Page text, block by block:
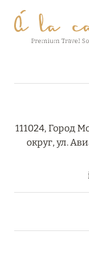
НАПИТКОВ
13 февраля 2025
СКИДКИ ДО
111024, Город
округ, ул.